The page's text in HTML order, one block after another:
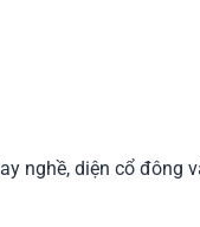
nghề, diện cổ đông